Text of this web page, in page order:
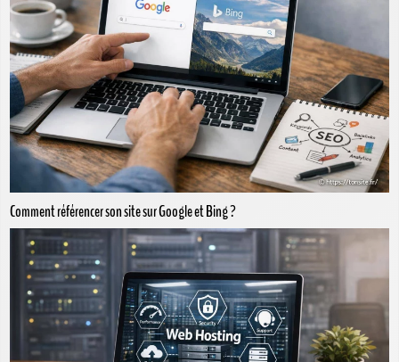
Comment référencer son site sur Google et Bing ?